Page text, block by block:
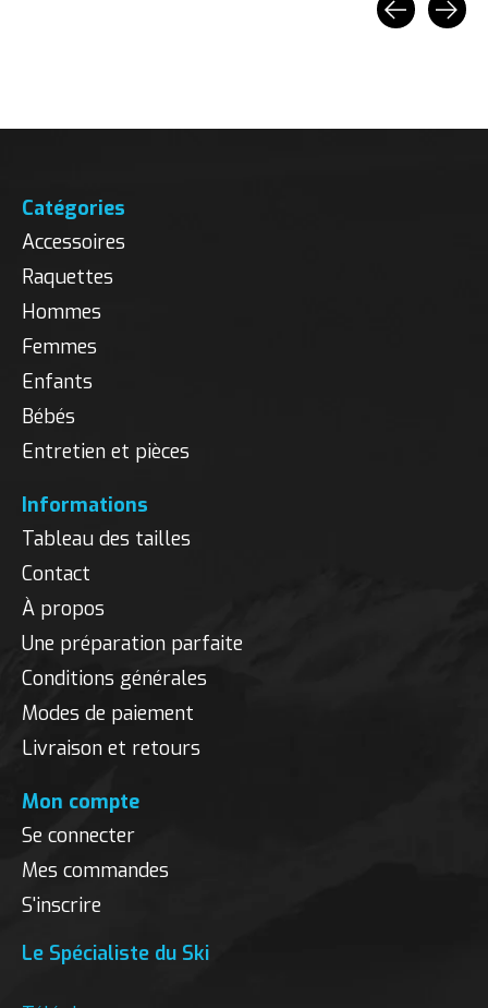
Catégories
Accessoires
Raquettes
Hommes
Femmes
Enfants
Bébés
Entretien et pièces
Informations
Tableau des tailles
Contact
À propos
Une préparation parfaite
Conditions générales
Modes de paiement
Livraison et retours
Mon compte
Se connecter
Mes commandes
S'inscrire
Le Spécialiste du Ski